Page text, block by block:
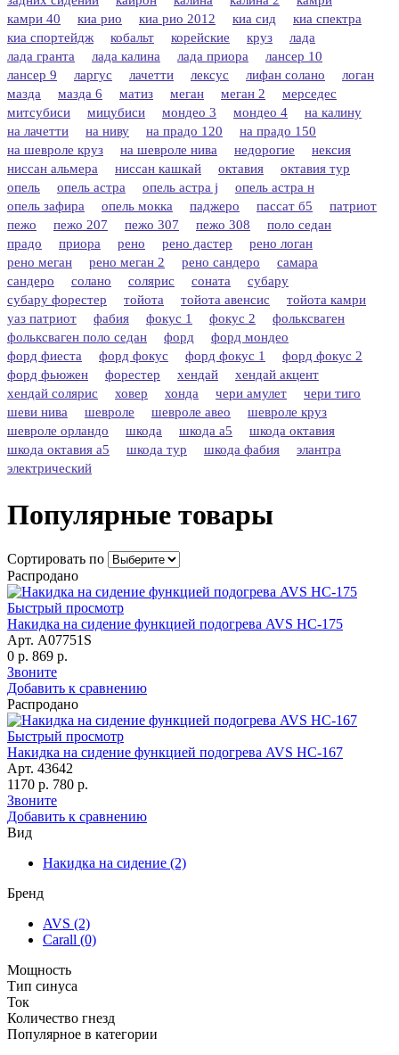
камри 40
киа рио киа рио 2012 киа сид
киа спектра
киа спортейдж
кобальт корейские круз
лада
лада гранта
лада калина лада приора
лансер 10
лансер 9
ларгус лачетти лексус лифан солано
логан
мазда
мазда 6 матиз меган меган 2
мерседес
митсубиси
мицубиси мондео 3 мондео 4
на калину
на лачетти
на ниву на прадо 120
на прадо 150
на шевроле круз
на шевроле нива недорогие
нексия
ниссан альмера
ниссан кашкай октавия
октавия тур
опель
опель астра опель астра j
опель астра н
опель зафира
опель мокка паджеро пассат б5
патриот
пежо
пежо 207 пежо 307 пежо 308
поло седан
прадо
приора рено рено дастер
рено логан
рено меган
рено меган 2 рено сандеро
самара
сандеро
солано солярис соната
субару
субару форестер
тойота тойота авенсис
тойота камри
уаз патриот
фабия фокус 1 фокус 2
фольксваген
фольксваген поло седан
форд
форд мондео
форд фиеста
форд фокус форд фокус 1
форд фокус 2
форд фьюжен
форестер хендай
хендай акцент
хендай солярис
ховер хонда чери амулет
чери тиго
шеви нива
шевроле шевроле авео
шевроле круз
шевроле орландо
шкода шкода а5
шкода октавия
шкода октавия а5
шкода тур шкода фабия
элантра
электрический
Популярные товары
Сортировать по
Распродано
Быстрый просмотр
Накидка на сидение функцией подогрева AVS HC-175
Арт. A07751S
0 р. 869 р.
Звоните
Добавить к сравнению
Распродано
Быстрый просмотр
Накидка на сидение функцией подогрева AVS HC-167
Арт. 43642
1170 р. 780 р.
Звоните
Добавить к сравнению
Вид
Накидка на сидение (2)
Бренд
AVS (2)
Carall (0)
Мощность
Тип синуса
Ток
Количество гнезд
Популярное в категории